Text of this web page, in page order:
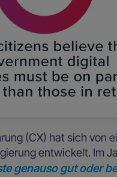
(CX) hat sich von
entwickelt. Im
genauso gut oder